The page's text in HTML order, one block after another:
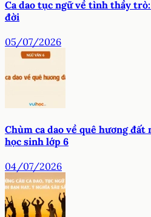
Ca dao tục ngữ về tình thầy
đời
05/07/2026
Chùm ca dao về quê hương đất
học sinh lớp 6
04/07/2026